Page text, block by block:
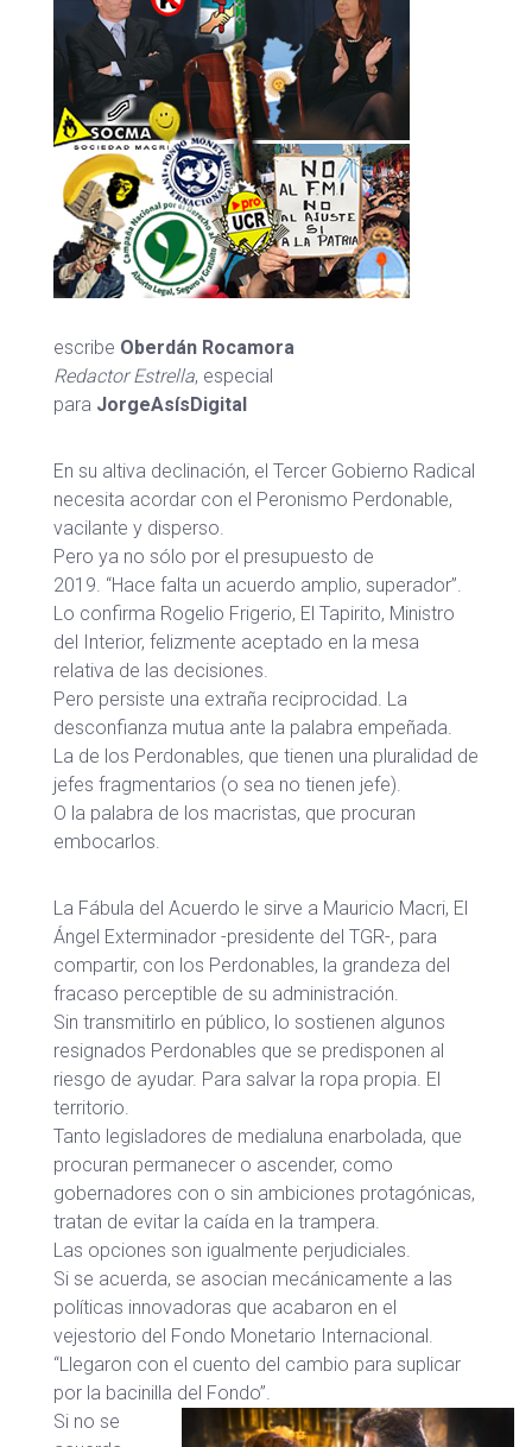
escribe Oberdán Rocamora
Redactor Estrella, especial
para JorgeAsísDigital
En su altiva declinación, el Tercer Gobierno Radical
necesita acordar con el Peronismo Perdonable,
vacilante y disperso.
Pero ya no sólo por el presupuesto de
2019. “Hace falta un acuerdo amplio, superador”.
Lo confirma Rogelio Frigerio, El Tapirito, Ministro
del Interior, felizmente aceptado en la mesa
relativa de las decisiones.
Pero persiste una extraña reciprocidad. La
desconfianza mutua ante la palabra empeñada.
La de los Perdonables, que tienen una pluralidad de
jefes fragmentarios (o sea no tienen jefe).
O la palabra de los macristas, que procuran
embocarlos.
La Fábula del Acuerdo le sirve a Mauricio Macri, El
Ángel Exterminador -presidente del TGR-, para
compartir, con los Perdonables, la grandeza del
fracaso perceptible de su administración.
Sin transmitirlo en público, lo sostienen algunos
resignados Perdonables que se predisponen al
riesgo de ayudar. Para salvar la ropa propia. El
territorio.
Tanto legisladores de medialuna enarbolada, que
procuran permanecer o ascender, como
gobernadores con o sin ambiciones protagónicas,
tratan de evitar la caída en la trampera.
Las opciones son igualmente perjudiciales.
Si se acuerda, se asocian mecánicamente a las
políticas innovadoras que acabaron en el
vejestorio del Fondo Monetario Internacional.
“Llegaron con el cuento del cambio para suplicar
por la bacinilla del Fondo”.
Si no se